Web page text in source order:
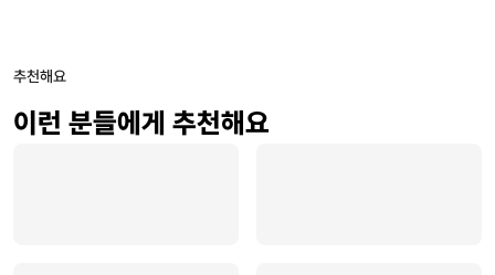
추천해요
이런 분들에게 추천해요